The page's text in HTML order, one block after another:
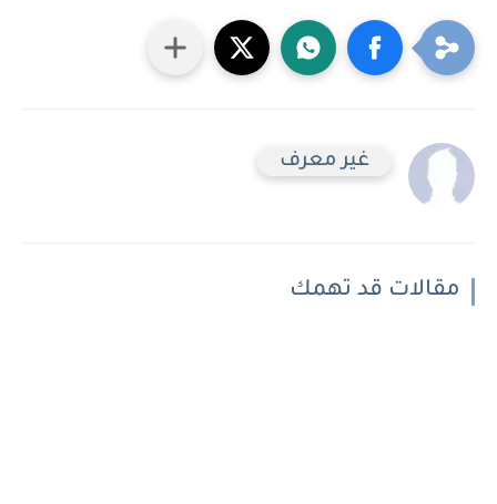
غير معرف
مقالات قد تهمك